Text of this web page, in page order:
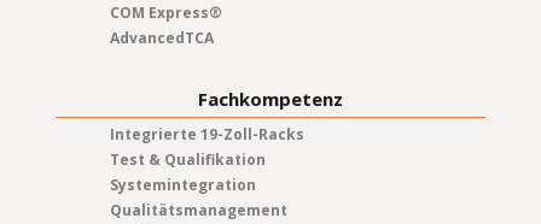
COM Express®
AdvancedTCA
Fachkompetenz
Integrierte 19-Zoll-Racks
Test & Qualifikation
Systemintegration
Qualitätsmanagement